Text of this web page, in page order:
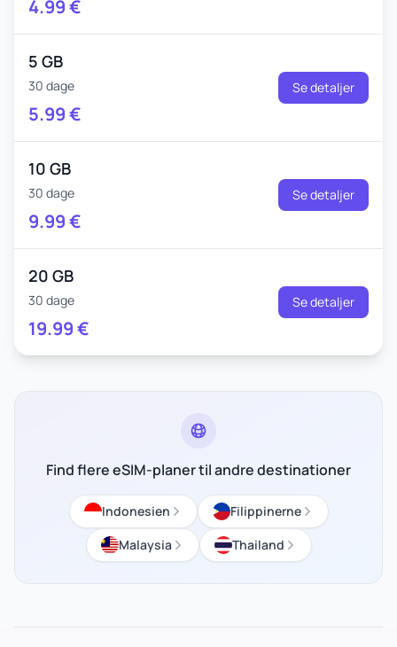
4.99€
5 GB
30 dage
5.99€
Se detaljer
10 GB
30 dage
9.99€
Se detaljer
20 GB
30 dage
19.99€
Se detaljer
Find flere eSIM-planer til andre destinationer
Indonesien
Filippinerne
Malaysia
Thailand